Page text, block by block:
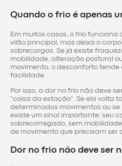
Quando o frio é apenas
Em muitos casos, o frio funciona
vilão principal, mas deixa o
sobrecargas. Se já existe
mobilidade, alteração postural
movimento, o desconforto tende
facilidade.
Por isso, a dor no frio não deve
“coisa da estação”. Se ela volta
determinados movimentos ou
existe um sinal importante: seu
sobrecarregado, sem
de movimento que precisam ser
Dor no frio não deve ser